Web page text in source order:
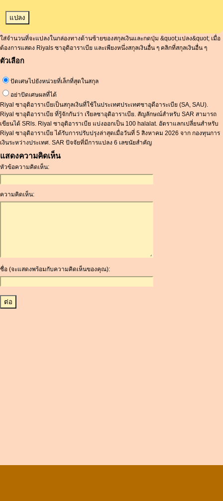
ใส่จำนวนที่จะแปลงในกล่องทางด้านซ้ายของสกุลเงินและกดปุ่ม &quot;แปลง&quot; เมื่อ
ต้องการแสดง Riyals ซาอุดิอาราเบีย และเพียงหนึ่งสกุลเงินอื่น ๆ คลิกที่สกุลเงินอื่น ๆ
ตัวเลือก
ปัดเศษไปยังหน่วยที่เล็กที่สุดในสกุล
อย่าปัดเศษผลที่ได้
Riyal ซาอุดิอาราเบียเป็นสกุลเงินที่ใช้ในประเทศประเทศซาอุดีอาระเบีย (SA, SAU).
Riyal ซาอุดิอาราเบีย ที่รู้จักกันว่า เรียลซาอุดิอาราเบีย. สัญลักษณ์สำหรับ SAR สามารถ
เขียนได้ SRls. Riyal ซาอุดิอาราเบีย แบ่งออกเป็น 100 halalat. อัตราแลกเปลี่ยนสำหรับ
Riyal ซาอุดิอาราเบีย ได้รับการปรับปรุงล่าสุดเมื่อวันที่ 5 สิงหาคม 2026 จาก กองทุนการ
เงินระหว่างประเทศ. SAR ปัจจัยที่มีการแปลง 6 เลขนัยสำคัญ
แสดงความคิดเห็น
หัวข้อความคิดเห็น:
ความคิดเห็น:
ชื่อ (จะแสดงพร้อมกับความคิดเห็นของคุณ):